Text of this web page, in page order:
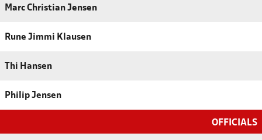
Marc Christian Jensen
Rune Jimmi Klausen
Thi Hansen
Philip Jensen
OFFICIALS